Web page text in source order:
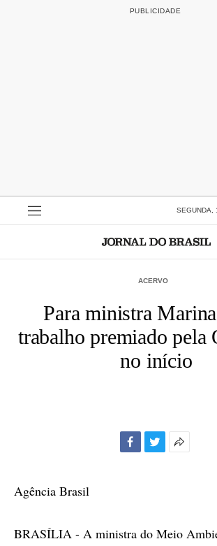
SEGUNDA,
ACERVO
Para ministra
trabalho premiado pela
no início
Agência Brasil
BRASÍLIA - A ministra do Meio